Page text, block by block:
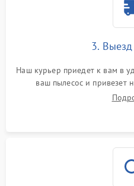
3.
Наш курьер приедет к вам в
ваш пылесос и привезет